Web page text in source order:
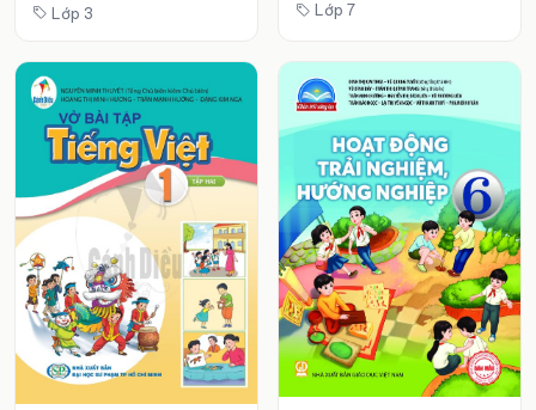
Lớp 3 Lớp 7